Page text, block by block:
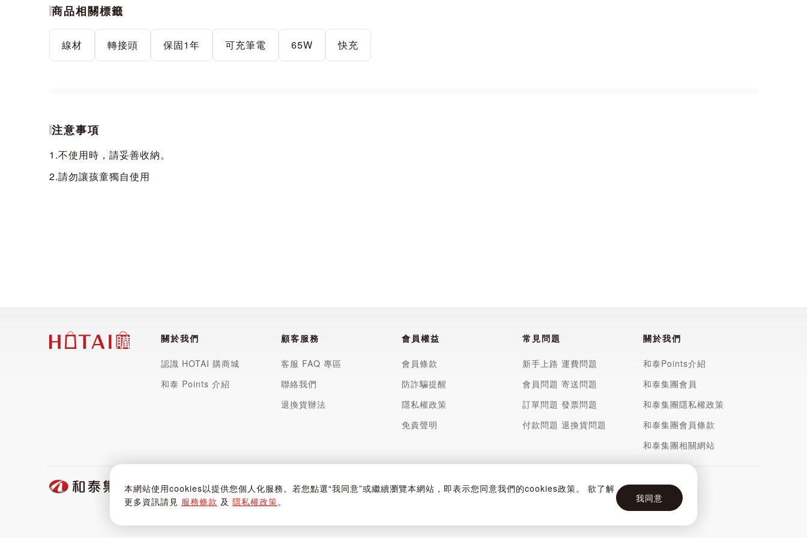
本網站使用cookies以提供您個人化服務。若您點選“我同意”或繼續瀏覽本網站，即表示您同意我們的cookies政策。 欲了解
更多資訊請見 服務條款 及 隱私權政策。 我同意
商品相關標籤
線材 轉接頭 保固1年 可充筆電 65W 快充
注意事項
1.不使用時，請妥善收納。
2.請勿讓孩童獨自使用
關於我們
認識 HOTAI 購商城
和泰 Points 介紹
顧客服務
客服 FAQ 專區
聯絡我們
退換貨辦法
會員權益
會員條款
防詐騙提醒
隱私權政策
免責聲明
常見問題
新手上路
會員問題
訂單問題
付款問題
運費問題
寄送問題
發票問題
退換貨問題
關於我們
和泰Points介紹
和泰集團會員
和泰集團隱私權政策
和泰集團會員條款
和泰集團相關網站
和泰聯網股份有限公司 | 55384114 | 台北市中山區松江路433號12樓
服務專線：
02-5570-1788| 聯絡信箱：gocs@hotaigo.com.tw| 服務時間：週一至週五 09:00-17:00